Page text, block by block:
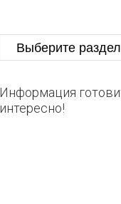
Информация
интересно!